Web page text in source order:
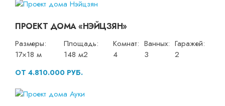
ПРОЕКТ ДОМА «НЭЙЦЗЯН»
Размеры:
17×18 м
Площадь:
148 м2
Комнат:
4
Ванных:
3
Гаражей:
2
ОТ 4.810.000 РУБ.